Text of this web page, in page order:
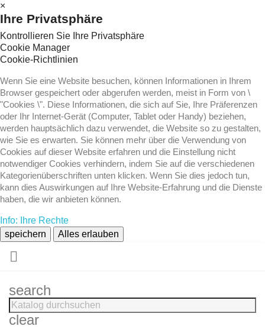
×
Ihre Privatsphäre
Kontrollieren Sie Ihre Privatsphäre
Cookie Manager
Cookie-Richtlinien
Wenn Sie eine Website besuchen, können Informationen in Ihrem
Browser gespeichert oder abgerufen werden, meist in Form von \
"Cookies \". Diese Informationen, die sich auf Sie, Ihre Präferenzen
oder Ihr Internet-Gerät (Computer, Tablet oder Handy) beziehen,
werden hauptsächlich dazu verwendet, die Website so zu gestalten,
wie Sie es erwarten. Sie können mehr über die Verwendung von
Cookies auf dieser Website erfahren und die Einstellung nicht
notwendiger Cookies verhindern, indem Sie auf die verschiedenen
Kategorienüberschriften unten klicken. Wenn Sie dies jedoch tun,
kann dies Auswirkungen auf Ihre Website-Erfahrung und die Dienste
haben, die wir anbieten können.
Info: Ihre Rechte
speichern
Alles erlauben

search
clear